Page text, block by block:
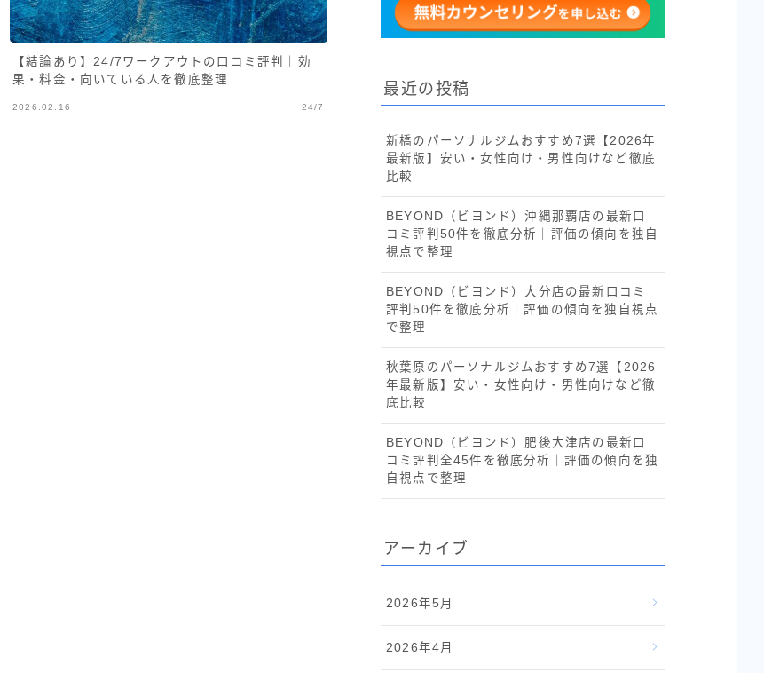
【結論あり】24/7ワークアウトの口コミ評判｜効
果・料金・向いている人を徹底整理
2026.02.16 24/7
最近の投稿
新橋のパーソナルジムおすすめ7選【2026年
最新版】安い・女性向け・男性向けなど徹底
比較
BEYOND（ビヨンド）沖縄那覇店の最新口
コミ評判50件を徹底分析｜評価の傾向を独自
視点で整理
BEYOND（ビヨンド）大分店の最新口コミ
評判50件を徹底分析｜評価の傾向を独自視点
で整理
秋葉原のパーソナルジムおすすめ7選【2026
年最新版】安い・女性向け・男性向けなど徹
底比較
BEYOND（ビヨンド）肥後大津店の最新口
コミ評判全45件を徹底分析｜評価の傾向を独
自視点で整理
アーカイブ
2026年5月
2026年4月